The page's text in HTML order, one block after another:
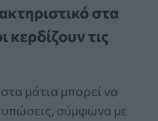
στα
κερδίζουν τις
μάτια μπορεί να
σύμφωνα με